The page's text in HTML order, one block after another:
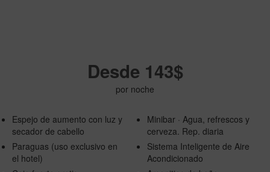
Desde 143$
por noche
Espejo de aumento con luz y
secador de cabello
Minibar · Agua, refrescos y
cerveza. Rep. diaria
Paraguas (uso exclusivo en
el hotel)
Sistema Inteligente de Aire
Acondicionado